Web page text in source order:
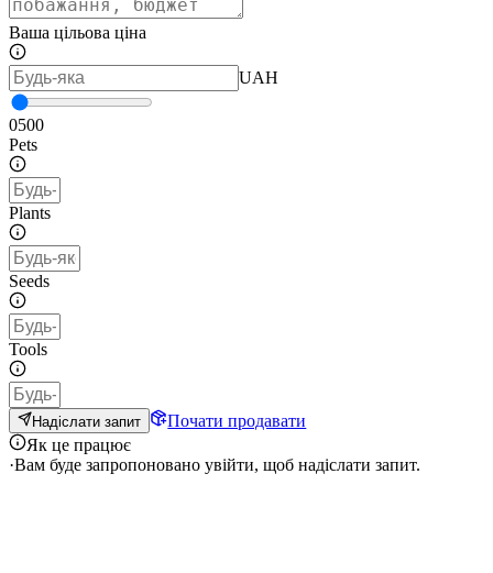
Ваша цільова ціна
UAH
0500
Pets
Plants
Seeds
Tools
Надіслати запит
Почати продавати
Як це працює
·Вам буде запропоновано увійти, щоб надіслати запит.